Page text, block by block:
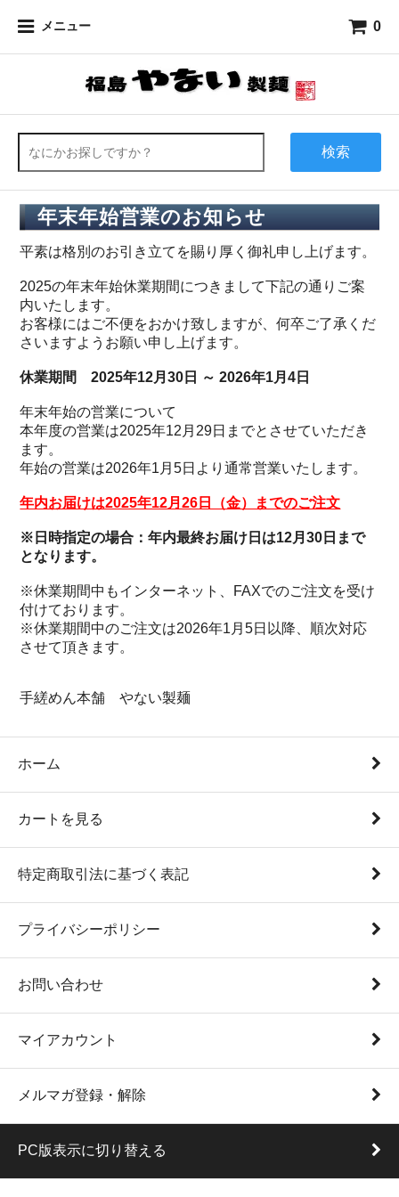
メニュー 0
検索
年末年始営業のお知らせ
平素は格別のお引き立てを賜り厚く御礼申し上げます。
2025の年末年始休業期間につきまして下記の通りご案
内いたします。
お客様にはご不便をおかけ致しますが、何卒ご了承くだ
さいますようお願い申し上げます。
休業期間 2025年12月30日 ～ 2026年1月4日
年末年始の営業について
本年度の営業は2025年12月29日までとさせていただき
ます。
年始の営業は2026年1月5日より通常営業いたします。
年内お届けは2025年12月26日（金）までのご注文
※日時指定の場合：年内最終お届け日は12月30 日まで
となります。
※休業期間中もインターネット、FAXでのご注文を受け
付けております。
※休業期間中のご注文は2026年1月5日以降、順次対応
させて頂きます。
手縒めん本舗 やない製麺
ホーム
カートを見る
特定商取引法に基づく表記
プライバシーポリシー
お問い合わせ
マイアカウント
メルマガ登録・解除
PC版表示に切り替える